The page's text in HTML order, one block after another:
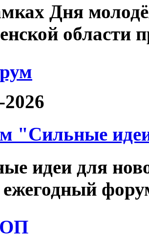
Дня
области
2026
"Сильные
идеи для